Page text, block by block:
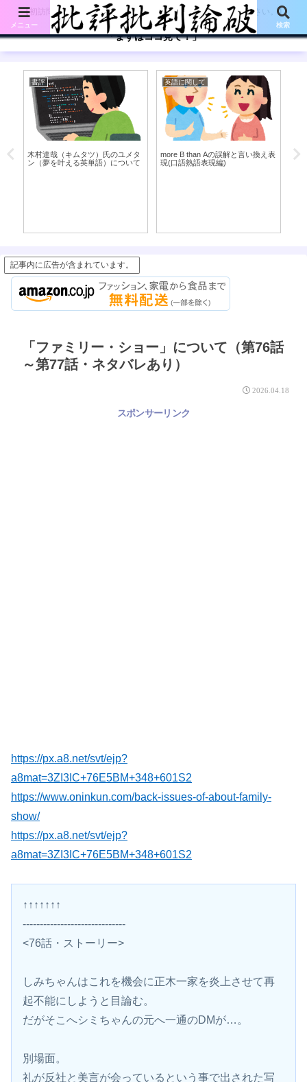
【初訪問の方は、下記の「まずはココ見て!」ボタンをご覧ください。】
「まずはココ見て！」
書評
木村達哉（キムタツ）氏のユメタ
ン（夢を叶える英単語）について
英語に関して
more B than Aの誤解と言い換え表
現(口語熟語表現編)
記事内に広告が含まれています。
「ファミリー・ショー」について（第76話
～第77話・ネタバレあり）
2026.04.18
スポンサーリンク
https://px.a8.net/svt/ejp?
a8mat=3ZI3IC+76E5BM+348+601S2
https://www.oninkun.com/back-issues-of-about-family-
show/
https://px.a8.net/svt/ejp?
a8mat=3ZI3IC+76E5BM+348+601S2
↑↑↑↑↑↑↑
------------------------------
<76話・ストーリー>
しみちゃんはこれを機会に正木一家を炎上させて再
起不能にしようと目論む。
だがそこへシミちゃんの元へ一通のDMが…。
別場面。
礼が反社と美言が会っているという事で出された写
メニュー 検索